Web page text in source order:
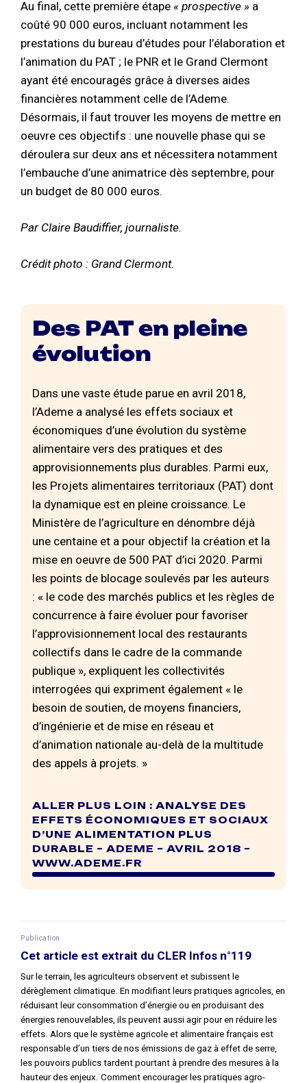
Au final, cette première étape « prospective » a
coûté 90 000 euros, incluant notamment les
prestations du bureau d’études pour l’élaboration et
l’animation du PAT ; le PNR et le Grand Clermont
ayant été encouragés grâce à diverses aides
financières notamment celle de l’Ademe.
Désormais, il faut trouver les moyens de mettre en
oeuvre ces objectifs : une nouvelle phase qui se
déroulera sur deux ans et nécessitera notamment
l’embauche d’une animatrice dès septembre, pour
un budget de 80 000 euros.
Par Claire Baudiffier, journaliste.
Crédit photo : Grand Clermont.
Des PAT en pleine
évolution
Dans une vaste étude parue en avril 2018,
l’Ademe a analysé les effets sociaux et
économiques d’une évolution du système
alimentaire vers des pratiques et des
approvisionnements plus durables. Parmi eux,
les Projets alimentaires territoriaux (PAT) dont
la dynamique est en pleine croissance. Le
Ministère de l’agriculture en dénombre déjà
une centaine et a pour objectif la création et la
mise en oeuvre de 500 PAT d’ici 2020. Parmi
les points de blocage soulevés par les auteurs
: « le code des marchés publics et les règles de
concurrence à faire évoluer pour favoriser
l’approvisionnement local des restaurants
collectifs dans le cadre de la commande
publique », expliquent les collectivités
interrogées qui expriment également « le
besoin de soutien, de moyens financiers,
d’ingénierie et de mise en réseau et
d’animation nationale au-delà de la multitude
des appels à projets. »
ALLER PLUS LOIN : ANALYSE DES
EFFETS ÉCONOMIQUES ET SOCIAUX
D’UNE ALIMENTATION PLUS
DURABLE – ADEME – AVRIL 2018 –
WWW.ADEME.FR
Publication
Cet article est extrait du CLER Infos n°119
Sur le terrain, les agriculteurs observent et subissent le
dérèglement climatique. En modifiant leurs pratiques agricoles, en
réduisant leur consommation d’énergie ou en produisant des
énergies renouvelables, ils peuvent aussi agir pour en réduire les
effets. Alors que le système agricole et alimentaire français est
responsable d’un tiers de nos émissions de gaz à effet de serre,
les pouvoirs publics tardent pourtant à prendre des mesures à la
hauteur des enjeux. Comment encourager les pratiques agro-